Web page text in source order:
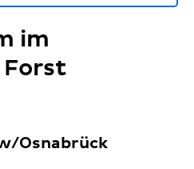
im
Forst
Osnabrück